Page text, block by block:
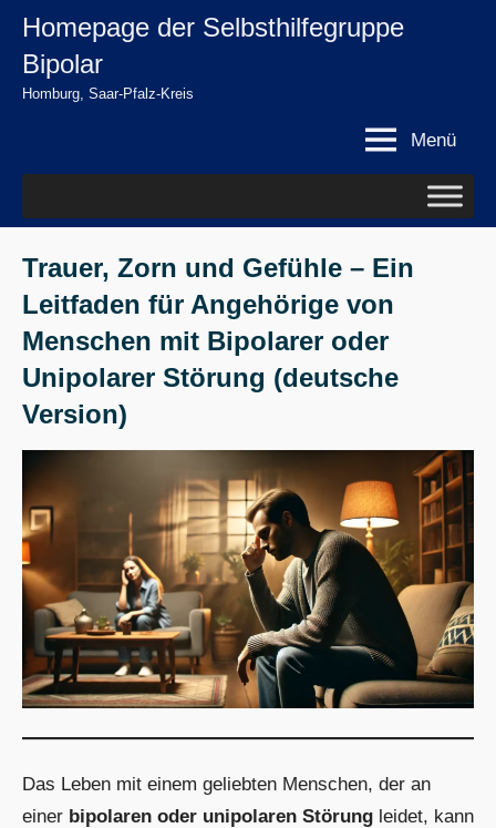
springen
Zum
springen
Homepage der Selbsthilfegruppe
Bipolar
Homburg, Saar-Pfalz-Kreis
Menü
Trauer, Zorn und Gefühle – Ein
Leitfaden für Angehörige von
Menschen mit Bipolarer oder
Unipolarer Störung (deutsche
Version)
Das Leben mit einem geliebten Menschen, der an
einer bipolaren oder unipolaren Störung leidet, kann